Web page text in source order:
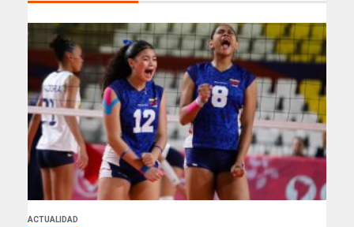
ACTUALIDAD